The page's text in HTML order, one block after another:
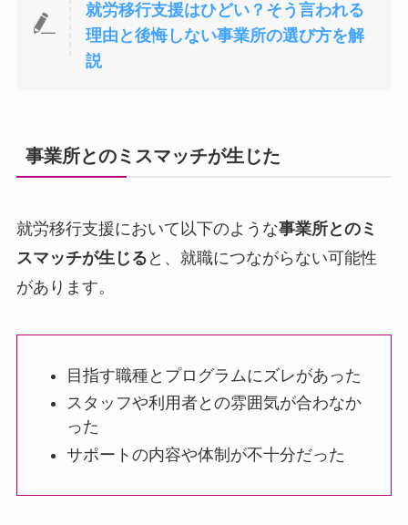
就労移行支援はひどい？そう言われる
理由と後悔しない事業所の選び方を解
説
事業所とのミスマッチが生じた
就労移行支援において以下のような事業所とのミ
スマッチが生じる と、就職につながらない可能性
があります。
目指す職種とプログラムにズレがあった
スタッフや利用者との雰囲気が合わなか
った
サポートの内容や体制が不十分だった